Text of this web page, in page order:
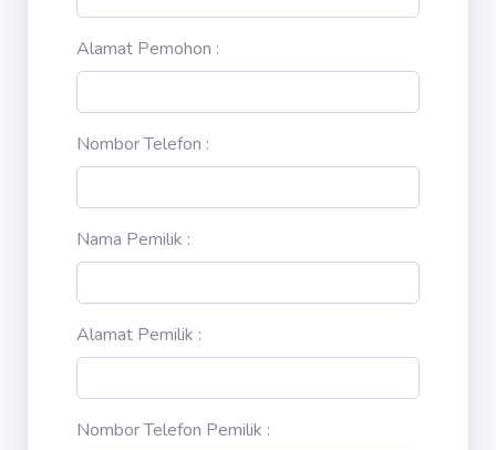
Alamat Pemohon :
Nombor Telefon :
Nama Pemilik :
Alamat Pemilik :
Nombor Telefon Pemilik :